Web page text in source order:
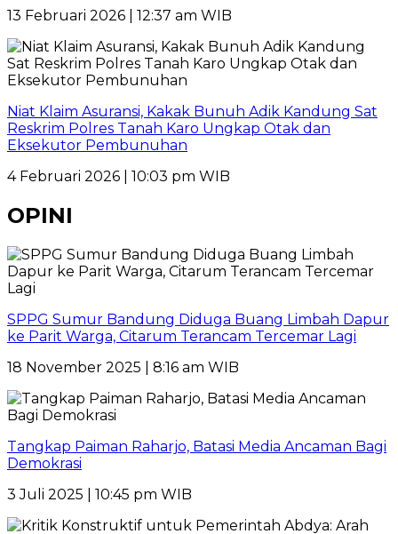
13 Februari 2026 | 12:37 am WIB
Niat Klaim Asuransi, Kakak Bunuh Adik Kandung Sat
Reskrim Polres Tanah Karo Ungkap Otak dan
Eksekutor Pembunuhan
4 Februari 2026 | 10:03 pm WIB
OPINI
SPPG Sumur Bandung Diduga Buang Limbah Dapur
ke Parit Warga, Citarum Terancam Tercemar Lagi
18 November 2025 | 8:16 am WIB
Tangkap Paiman Raharjo, Batasi Media Ancaman Bagi
Demokrasi
3 Juli 2025 | 10:45 pm WIB